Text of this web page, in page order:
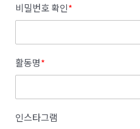
비밀번호 확인*
활동명*
인스타그램